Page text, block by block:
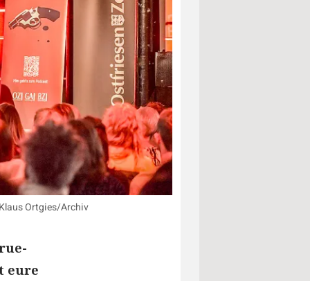
Ortgies/Archiv
eure